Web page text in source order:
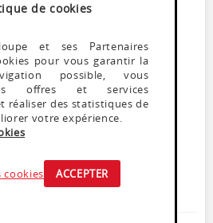
congélateur
PLC2302WH
En stock
à froid statique 159 L
à dégivrage manuel 71 L
de cookies
et ses Partenaires
pour vous garantir la
possible, vous
offres et services
réaliser des statistiques de
votre expérience.
cookies ACCEPTER